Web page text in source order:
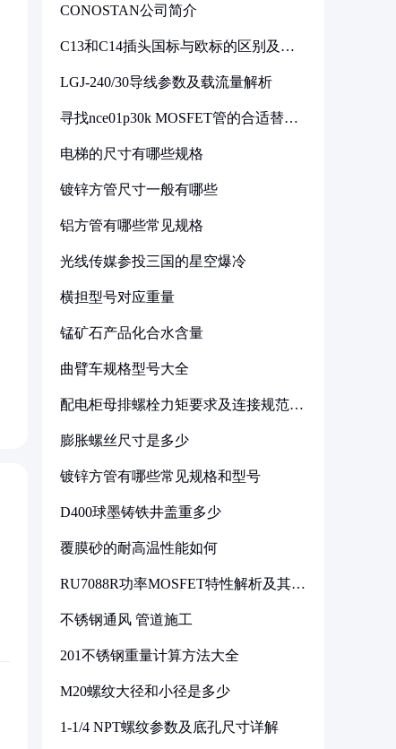
CONOSTAN公司简介
C13和C14插头国标与欧标的区别及其
LGJ-240/30导线参数及载流量解析
寻找nce01p30k MOSFET管的合适替代
电梯的尺寸有哪些规格
镀锌方管尺寸一般有哪些
铝方管有哪些常见规格
光线传媒参投三国的星空爆冷
横担型号对应重量
锰矿石产品化合水含量
曲臂车规格型号大全
配电柜母排螺栓力矩要求及连接规范详
膨胀螺丝尺寸是多少
镀锌方管有哪些常见规格和型号
D400球墨铸铁井盖重多少
覆膜砂的耐高温性能如何
RU7088R功率MOSFET特性解析及其在
不锈钢通风 管道施工
201不锈钢重量计算方法大全
M20螺纹大径和小径是多少
1-1/4 NPT螺纹参数及底孔尺寸详解